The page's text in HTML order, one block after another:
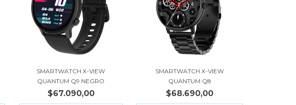
SMARTWATCH X-VIEW
QUANTUM Q9 NEGRO
$67.090,00
SMARTWATCH X-VIEW
QUANTUM Q8
$68.690,00